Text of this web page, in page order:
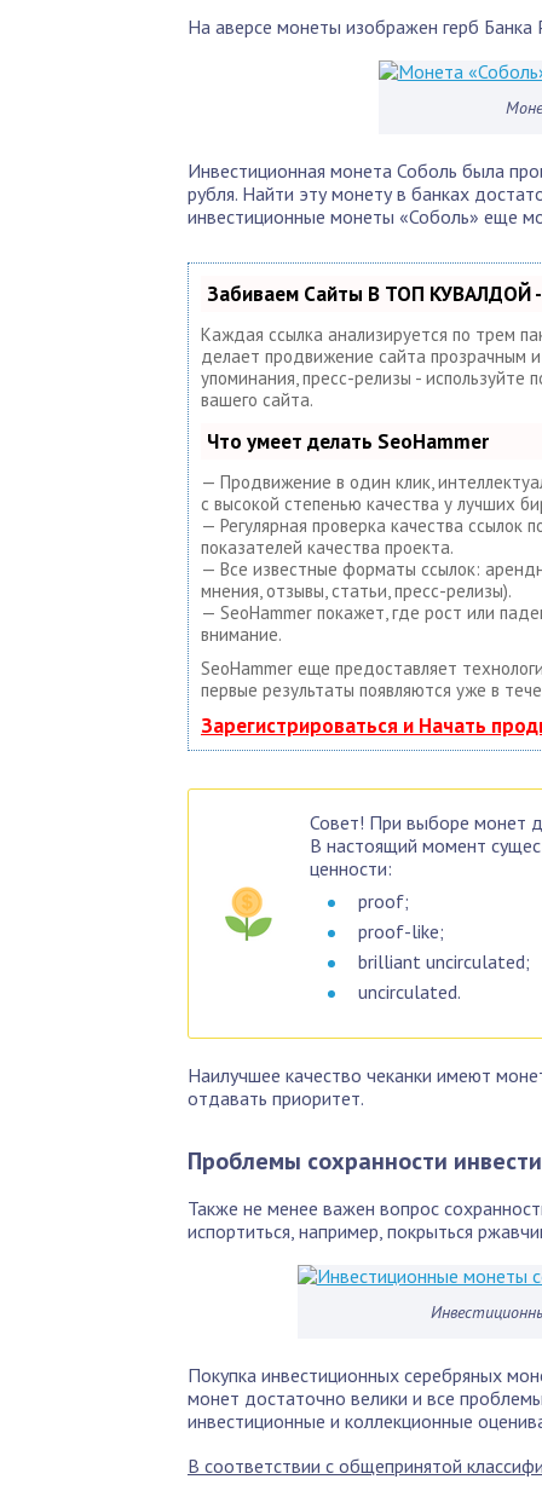
На аверсе монеты изображен герб Банка
Инвестиционная монета Соболь была
рубля. Найти эту монету в банках
инвестиционные монеты «Соболь» еще
Забиваем Сайты В ТОП КУВАЛДОЙ -
Каждая ссылка анализируется по трем
делает продвижение сайта прозрачным
упоминания, пресс-релизы -
вашего сайта.
Что умеет делать SeoHammer
— Продвижение в один клик,
с высокой степенью качества у лучших
— Регулярная проверка качества
показателей качества проекта.
— Все известные форматы ссылок:
мнения, отзывы, статьи, пресс-релизы).
— SeoHammer покажет, где рост или
внимание.
SeoHammer еще предоставляет
первые результаты появляются уже в
Зарегистрироваться и Начать
Совет! При выборе монет
В настоящий момент
ценности:
proof;
proof-like;
brilliant uncirculated;
uncirculated.
Наилучшее качество чеканки имеют
отдавать приоритет.
Проблемы сохранности
Также не менее важен вопрос
испортиться, например, покрыться
Покупка инвестиционных серебряных
монет достаточно велики и все
инвестиционные и коллекционные
В соответствии с общепринятой